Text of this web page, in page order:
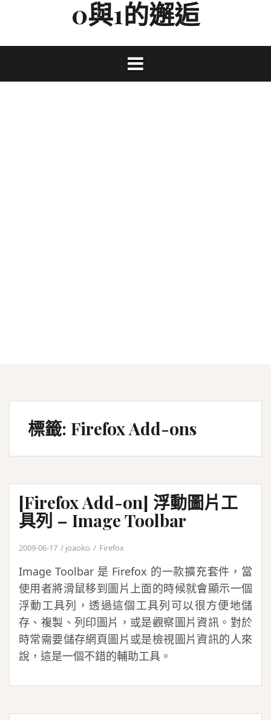
0與1的邂逅
標籤: Firefox Add-ons
[Firefox Add-on] 浮動圖片工
具列 – Image Toolbar
2009-06-17 joaoko Firefox
Image Toolbar 是 Firefox 的一款擴充套件，當
使用者將滑鼠移到圖片上面的時候就會顯示一個
浮動工具列，透過這個工具列可以很方便地儲
存、複製、列印圖片，或是觀察圖片資訊。對於
時常需要儲存網頁圖片或是檢視圖片資訊的人來
說，這是一個不錯的輔助工具。